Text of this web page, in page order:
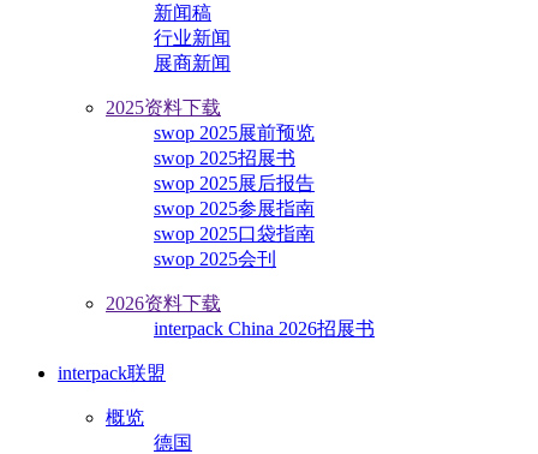
新闻稿
行业新闻
展商新闻
2025资料下载
swop 2025展前预览
swop 2025招展书
swop 2025展后报告
swop 2025参展指南
swop 2025口袋指南
swop 2025会刊
2026资料下载
interpack China 2026招展书
interpack联盟
概览
德国